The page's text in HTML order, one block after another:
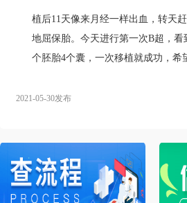
植后11天像来月经一样出血，转天
地屈保胎。今天进行第一次B超，
个胚胎4个囊，一次移植就成功，希
2021-05-30发布